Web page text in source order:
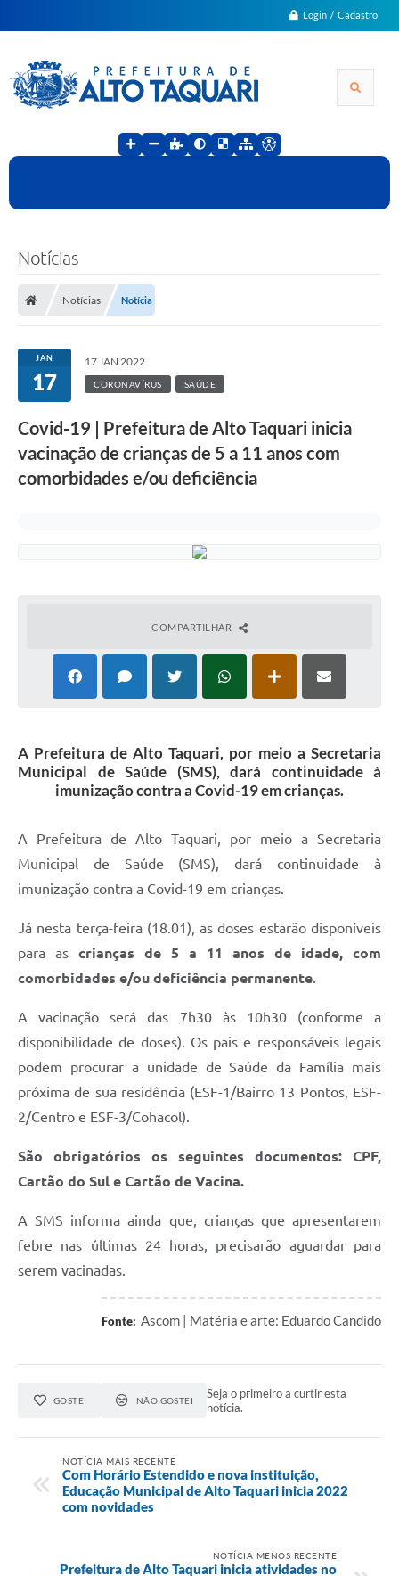
Login / Cadastro
Notícias
Notícias Notícia
JAN
17
17 JAN 2022
CORONAVÍRUS SAÚDE
Covid-19 | Prefeitura de Alto Taquari inicia
vacinação de crianças de 5 a 11 anos com
comorbidades e/ou deficiência
COMPARTILHAR
A Prefeitura de Alto Taquari, por meio a Secretaria
Municipal de Saúde (SMS), dará continuidade à
imunização contra a Covid-19 em crianças.
A Prefeitura de Alto Taquari, por meio a Secretaria
Municipal de Saúde (SMS), dará continuidade à
imunização contra a Covid-19 em crianças.
Já nesta terça-feira (18.01), as doses estarão disponíveis
para as crianças de 5 a 11 anos de idade, com
comorbidades e/ou deficiência permanente.
A vacinação será das 7h30 às 10h30 (conforme a
disponibilidade de doses). Os pais e responsáveis legais
podem procurar a unidade de Saúde da Família mais
próxima de sua residência (ESF-1/Bairro 13 Pontos, ESF-
2/Centro e ESF-3/Cohacol).
São obrigatórios os seguintes documentos: CPF,
Cartão do Sul e Cartão de Vacina.
A SMS informa ainda que, crianças que apresentarem
febre nas últimas 24 horas, precisarão aguardar para
serem vacinadas.
Fonte: Ascom | Matéria e arte: Eduardo Candido
GOSTEI NÃO GOSTEI
Seja o primeiro a curtir esta
notícia.
NOTÍCIA MAIS RECENTE
Com Horário Estendido e nova instituição,
Educação Municipal de Alto Taquari inicia 2022
com novidades
NOTÍCIA MENOS RECENTE
Prefeitura de Alto Taquari inicia atividades no